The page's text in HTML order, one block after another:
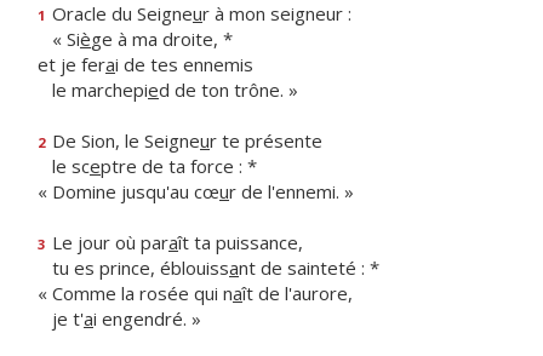
1 Oracle du Seigneur à mon seigneur :
« Siège à ma droite, *
et je ferai de tes ennemis
le marchepied de ton trône. »
2 De Sion, le Seigneur te présente
le sceptre de ta force : *
« Domine jusqu'au cœur de l'ennemi. »
3 Le jour où paraît ta puissance,
tu es prince, éblouissant de sainteté : *
« Comme la rosée qui naît de l'aurore,
je t'ai engendré. »